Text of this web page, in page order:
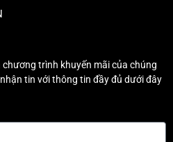
trình khuyến mãi của chúng
tin với thông tin đầy đủ dưới đây